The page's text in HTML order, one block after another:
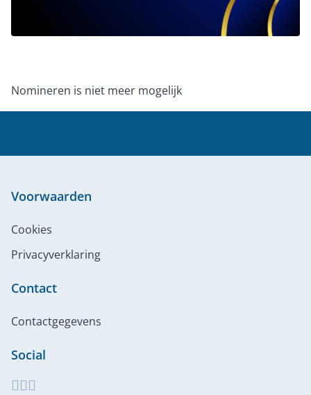
Nomineren is niet meer mogelijk
Voorwaarden
Cookies
Privacyverklaring
Contact
Contactgegevens
Social